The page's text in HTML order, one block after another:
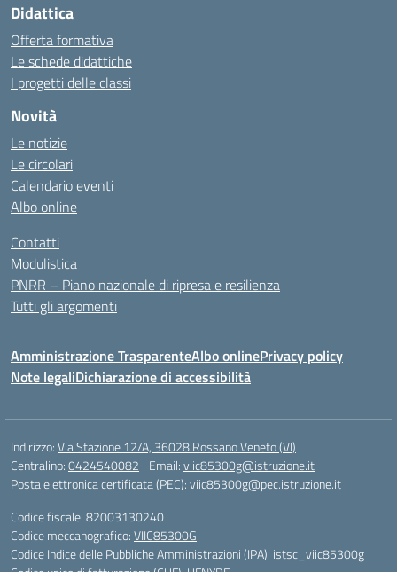
Didattica
Offerta formativa
Le schede didattiche
I progetti delle classi
Novità
Le notizie
Le circolari
Calendario eventi
Albo online
Contatti
Modulistica
PNRR – Piano nazionale di ripresa e resilienza
Tutti gli argomenti
Amministrazione TrasparenteAlbo onlinePrivacy policy
Note legaliDichiarazione di accessibilità
Indirizzo:Via Stazione 12/A, 36028 Rossano Veneto (VI)
Centralino:0424540082 Email:viic85300g@istruzione.it
Posta elettronica certificata (PEC):viic85300g@pec.istruzione.it
Codice fiscale: 82003130240
Codice meccanografico:VIIC85300G
Codice Indice delle Pubbliche Amministrazioni (IPA): istsc_viic85300g